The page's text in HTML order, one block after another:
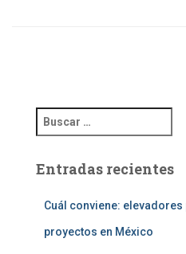
u
c
Entradas recientes
Cuál conviene:
proyectos en México